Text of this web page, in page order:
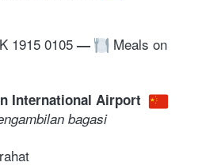
1915 0105 —
Meals on
International Airport
bagasi